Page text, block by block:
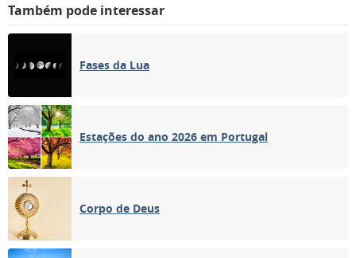
Também pode interessar
Fases da Lua
Estações do ano 2026 em Portugal
Corpo de Deus